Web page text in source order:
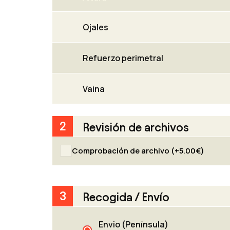
Ojales
Refuerzo perimetral
Vaina
2 Revisión de archivos
Comprobación de archivo (+5.00€)
Confía en la experiencia de un
revisamos cuidadosamente tu
medida de lo posible y, una vez
3 Recogida / Envío
Envio (Península)